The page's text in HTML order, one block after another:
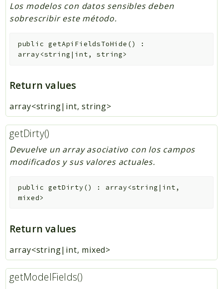
Los modelos con datos sensibles deben
sobrescribir este método.
public getApiFieldsToHide ()
:
array<string|int, string>
Return values
array<string|int, string>
getDirty()
Devuelve un array asociativo con los campos
modificados y sus valores actuales.
public getDirty() : array<string|int,
mixed>
Return values
array<string|int, mixed>
getModelFields()